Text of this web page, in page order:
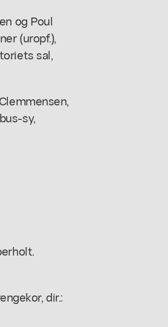
og Poul
(uropf.),
sal,
sy,
dir.: